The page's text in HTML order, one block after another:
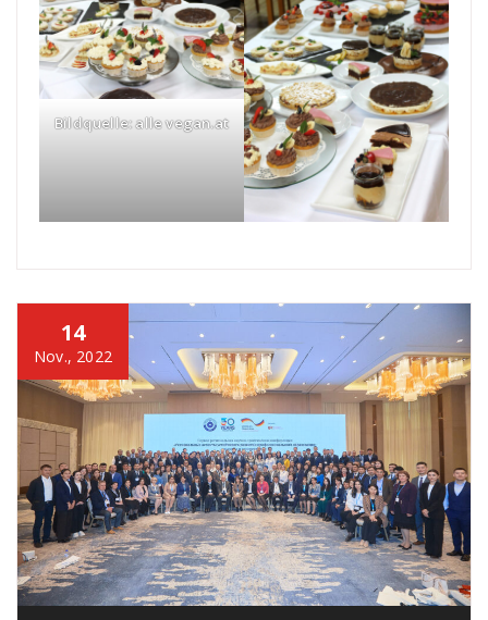
Bildquelle: alle vegan.at
14
Nov., 2022